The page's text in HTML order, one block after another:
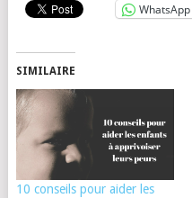
WhatsApp
SIMILAIRE
10 conseils pour aider les